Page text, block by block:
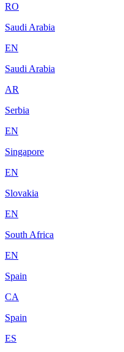
RO
Saudi Arabia
EN
Saudi Arabia
AR
Serbia
EN
Singapore
EN
Slovakia
EN
South Africa
EN
Spain
CA
Spain
ES